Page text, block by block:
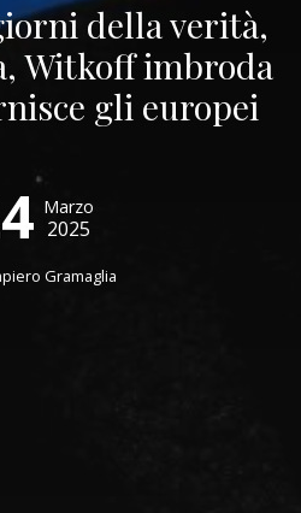
della verità,
Witkoff imbroda
gli europei
Marzo
2025
Gramaglia